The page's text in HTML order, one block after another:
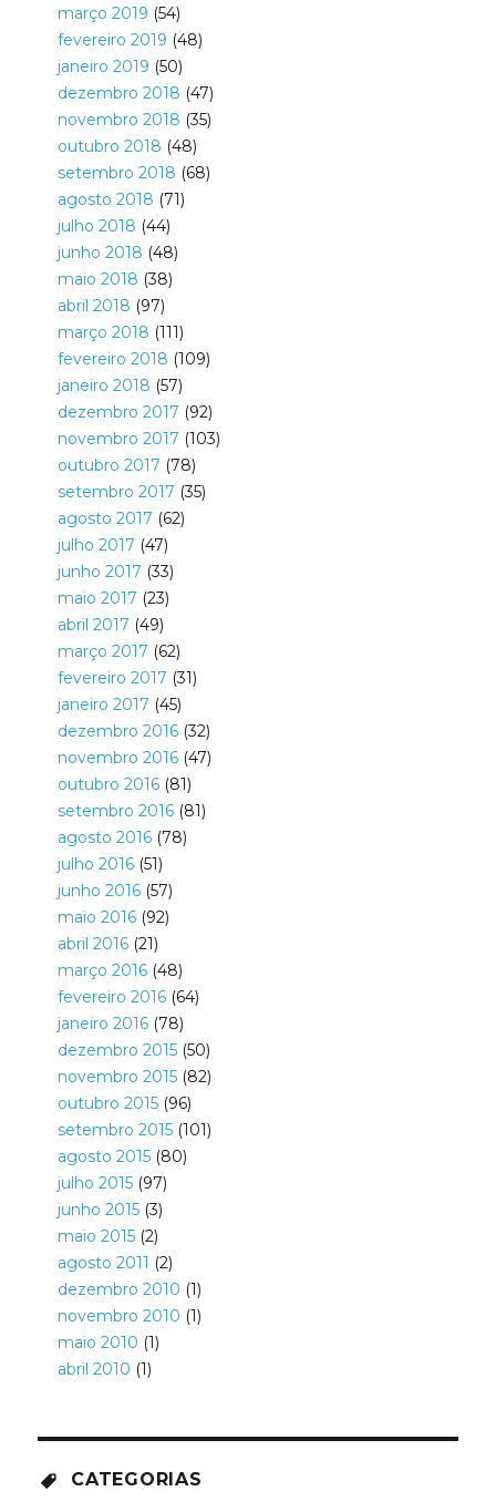
março 2019 (54)
fevereiro 2019 (48)
janeiro 2019 (50)
dezembro 2018 (47)
novembro 2018 (35)
outubro 2018 (48)
setembro 2018 (68)
agosto 2018 (71)
julho 2018 (44)
junho 2018 (48)
maio 2018 (38)
abril 2018 (97)
março 2018 (111)
fevereiro 2018 (109)
janeiro 2018 (57)
dezembro 2017 (92)
novembro 2017 (103)
outubro 2017 (78)
setembro 2017 (35)
agosto 2017 (62)
julho 2017 (47)
junho 2017 (33)
maio 2017 (23)
abril 2017 (49)
março 2017 (62)
fevereiro 2017 (31)
janeiro 2017 (45)
dezembro 2016(32)
novembro 2016(47)
outubro 2016(81)
setembro 2016(81)
agosto 2016(78)
julho 2016(51)
junho 2016(57)
maio 2016(92)
abril 2016(21)
março 2016(48)
fevereiro 2016(64)
janeiro 2016(78)
dezembro 2015(50)
novembro 2015(82)
outubro 2015(96)
setembro 2015(101)
agosto 2015(80)
julho 2015(97)
junho 2015(3)
maio 2015(2)
agosto 2011 (2)
dezembro 2010 (1)
novembro 2010 (1)
maio 2010 (1)
abril 2010 (1)
CATEGORIAS